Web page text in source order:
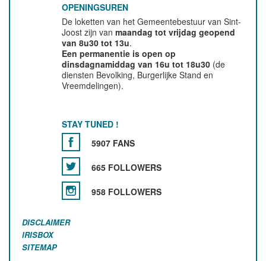
OPENINGSUREN
De loketten van het Gemeentebestuur van Sint-
Joost zijn vanmaandag tot vrijdag geopend
van 8u30 tot 13u.
Een permanentie is open op
dinsdagnamiddag van 16u tot 18u30 (de
diensten Bevolking, Burgerlijke Stand en
Vreemdelingen).
STAY TUNED !
5907 FANS
665 FOLLOWERS
958 FOLLOWERS
DISCLAIMER
IRISBOX
SITEMAP